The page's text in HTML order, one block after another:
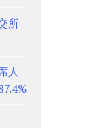
所
人